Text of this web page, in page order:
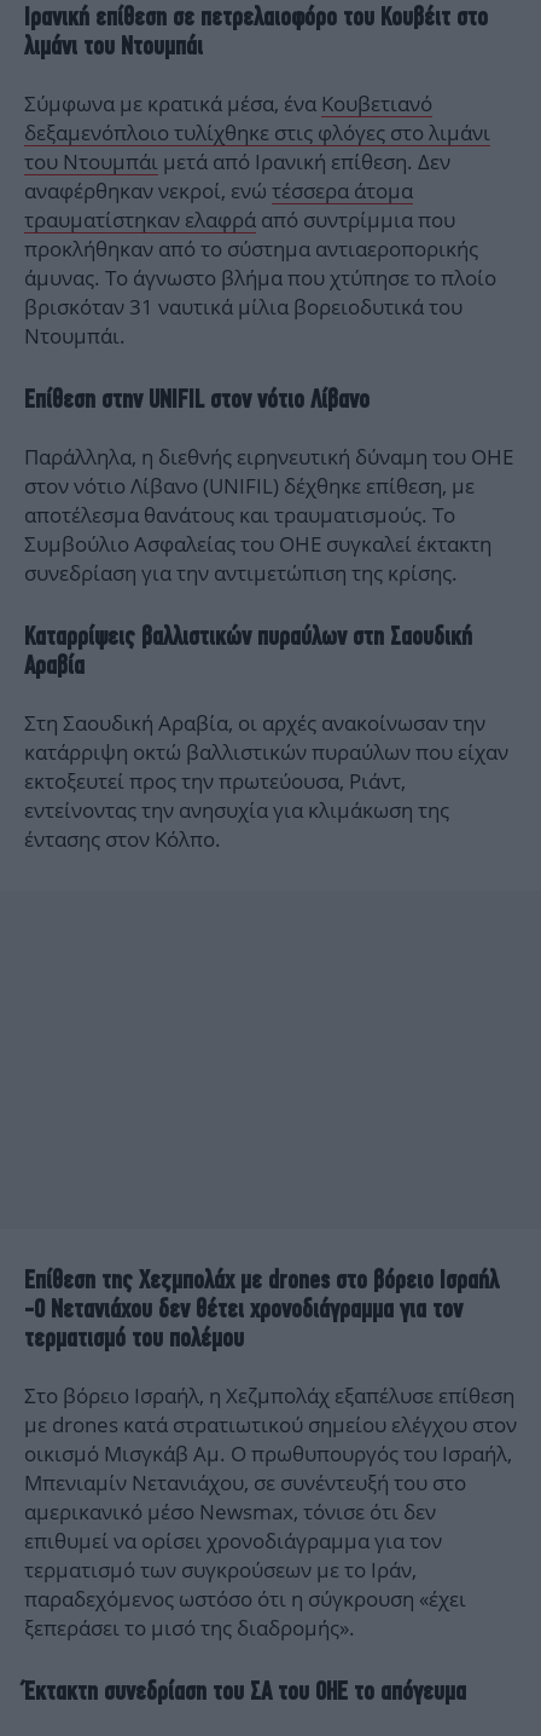
Ιρανική επίθεση σε πετρελαιοφόρο του Κουβέιτ στο
λιμάνι του Ντουμπάι
Σύμφωνα με κρατικά μέσα, ένα Κουβετιανό
δεξαμενόπλοιο τυλίχθηκε στις φλόγες στο λιμάνι
του Ντουμπάι μετά από Ιρανική επίθεση. Δεν
αναφέρθηκαν νεκροί, ενώ τέσσερα άτομα
τραυματίστηκαν ελαφρά από συντρίμμια που
προκλήθηκαν από το σύστημα αντιαεροπορικής
άμυνας. Το άγνωστο βλήμα που χτύπησε το πλοίο
βρισκόταν 31 ναυτικά μίλια βορειοδυτικά του
Ντουμπάι.
Επίθεση στην UNIFIL στον νότιο Λίβανο
Παράλληλα, η διεθνής ειρηνευτική δύναμη του ΟΗΕ
στον νότιο Λίβανο (UNIFIL) δέχθηκε επίθεση, με
αποτέλεσμα θανάτους και τραυματισμούς. Το
Συμβούλιο Ασφαλείας του ΟΗΕ συγκαλεί έκτακτη
συνεδρίαση για την αντιμετώπιση της κρίσης.
Καταρρίψεις βαλλιστικών πυραύλων στη Σαουδική
Αραβία
Στη Σαουδική Αραβία, οι αρχές ανακοίνωσαν την
κατάρριψη οκτώ βαλλιστικών πυραύλων που είχαν
εκτοξευτεί προς την πρωτεύουσα, Ριάντ,
εντείνοντας την ανησυχία για κλιμάκωση της
έντασης στον Κόλπο.
Επίθεση της Χεζμπολάχ με drones στο βόρειο Ισραήλ
-Ο Νετανιάχου δεν θέτει χρονοδιάγραμμα για τον
τερματισμό του πολέμου
Στο βόρειο Ισραήλ, η Χεζμπολάχ εξαπέλυσε επίθεση
με drones κατά στρατιωτικού σημείου ελέγχου στον
οικισμό Μισγκάβ Αμ. Ο πρωθυπουργός του Ισραήλ,
Μπενιαμίν Νετανιάχου, σε συνέντευξή του στο
αμερικανικό μέσο Newsmax, τόνισε ότι δεν
επιθυμεί να ορίσει χρονοδιάγραμμα για τον
τερματισμό των συγκρούσεων με το Ιράν,
παραδεχόμενος ωστόσο ότι η σύγκρουση «έχει
ξεπεράσει το μισό της διαδρομής».
Έκτακτη συνεδρίαση του ΣΑ του ΟΗΕ το απόγευμα